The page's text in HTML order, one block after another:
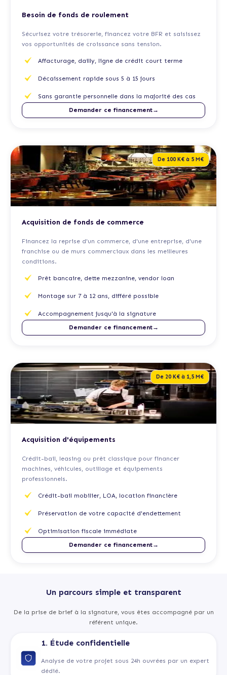
Besoin de fonds de roulement
Sécurisez votre trésorerie, financez votre BFR et saisissez
vos opportunités de croissance sans tension.
Affacturage, dailly, ligne de crédit court terme
Décaissement rapide sous 5 à 15 jours
Sans garantie personnelle dans la majorité des cas
Demander ce financement→
De 100 K€ à 5 M€
Acquisition de fonds de commerce
Financez la reprise d'un commerce, d'une entreprise, d'une
franchise ou de murs commerciaux dans les meilleures
conditions.
Prêt bancaire, dette mezzanine, vendor loan
Montage sur 7 à 12 ans, différé possible
Accompagnement jusqu'à la signature
Demander ce financement→
De 20 K€ à 1,5 M€
Acquisition d'équipements
Crédit-bail, leasing ou prêt classique pour financer
machines, véhicules, outillage et équipements
professionnels.
Crédit-bail mobilier, LOA, location financière
Préservation de votre capacité d'endettement
Optimisation fiscale immédiate
Demander ce financement→
Un parcours simple et transparent
De la prise de brief à la signature, vous êtes accompagné par un
référent unique.
1. Étude confidentielle
Analyse de votre projet sous 24h ouvrées par un expert
dédié.